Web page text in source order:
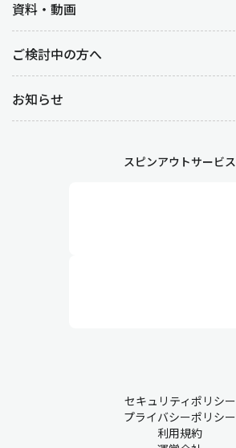
資料・動画
ご検討中の方へ
お知らせ
スピンアウトサービス
セキュリティポリシー
プライバシーポリシー
利用規約